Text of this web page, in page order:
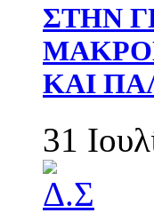
ΣΤΗΝ
ΚΑΙ
31